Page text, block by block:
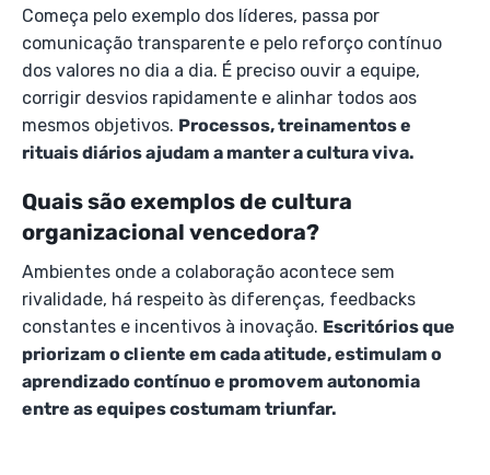
Começa pelo exemplo dos líderes, passa por
comunicação transparente e pelo reforço contínuo
dos valores no dia a dia. É preciso ouvir a equipe,
corrigir desvios rapidamente e alinhar todos aos
mesmos objetivos. Processos, treinamentos e
rituais diários ajudam a manter a cultura viva.
Quais são exemplos de cultura
organizacional vencedora?
Ambientes onde a colaboração acontece sem
rivalidade, há respeito às diferenças, feedbacks
constantes e incentivos à inovação. Escritórios que
priorizam o cliente em cada atitude, estimulam o
aprendizado contínuo e promovem autonomia
entre as equipes costumam triunfar.